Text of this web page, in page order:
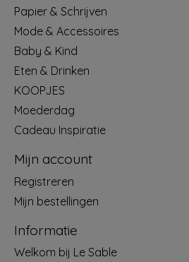
Papier & Schrijven
Mode & Accessoires
Baby & Kind
Eten & Drinken
KOOPJES
Moederdag
Cadeau Inspiratie
Mijn account
Registreren
Mijn bestellingen
Informatie
Welkom bij Le Sable